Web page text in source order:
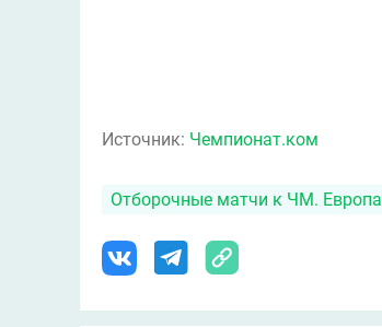
Источник: Чемпионат.ком
Отборочные матчи к ЧМ. Европа